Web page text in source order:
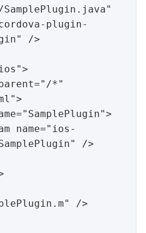
plugin-
/>
/>
/>